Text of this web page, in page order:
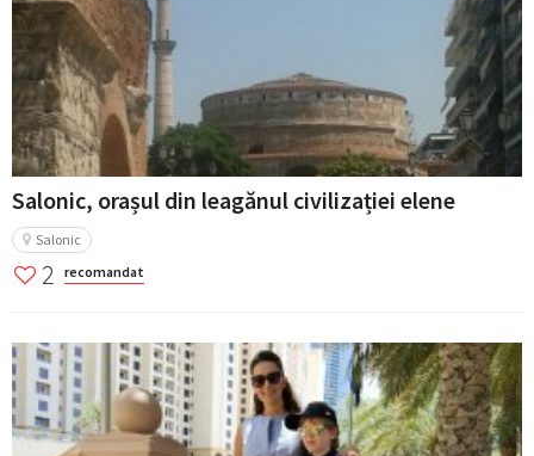
Salonic, orașul din leagănul civilizației elene
Salonic
2 recomandat